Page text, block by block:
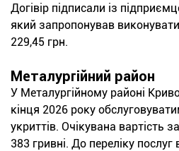
Догівір підписали із
який запропонував
229,45 грн.
Металургійний район
У Металургійному районі
кінця 2026 року
укриттів. Очікувана вартість
383 гривні. До переліку послуг